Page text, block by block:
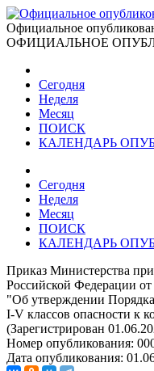
Официальное
ОФИЦИАЛЬНОЕ
Сегодня
Неделя
Месяц
ПОИСК
КАЛЕНДАРЬ
Сегодня
Неделя
Месяц
ПОИСК
КАЛЕНДАРЬ
Приказ Министерства
Российской Федерации
"Об утверждении
I-V классов опасности к
(Зарегистрирован
Номер опубликования:
Дата опубликования: